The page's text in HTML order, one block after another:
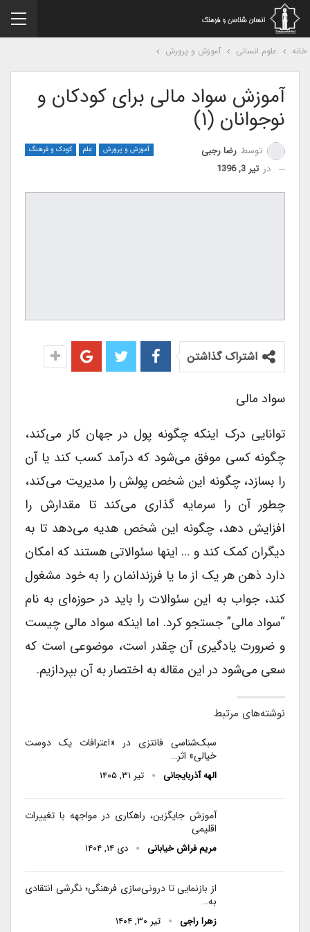
علوم انسانی آموزش و پرورش
آموزش سواد مالی برای کودکان و
نوجوانان (۱)
آموزش و پرورش کودک و فرهنگ توسطرضا رجبی
درتیر 3, 1396
اشتراک گذاشتن
سواد مالی
توانایی درک اینکه چگونه پول در جهان کار می‌کند،
چگونه کسی موفق می‌شود که درآمد کسب کند یا آن
را بسازد، چگونه این شخص پولش را مدیریت می‌کند،
چطور آن را سرمایه گذاری می‌کند تا مقدارش را
افزایش دهد، چگونه این شخص هدیه می‌دهد تا به
دیگران کمک کند و … اینها سئوالاتی هستند که امکان
دارد ذهن هر یک از ما یا فرزندانمان را به خود مشغول
کند، جواب به این سئوالات را باید در حوزه‌ای به نام
“سواد مالی” جستجو کرد. اما اینکه سواد مالی چیست
و ضرورت یادگیری آن چقدر است، موضوعی است که
سعی می‌شود در این مقاله به اختصار به آن بپردازیم.
نوشته‌های مرتبط
سبک‌شناسی فانتزی در «اعترافات یک دوست
خیالی» اثر…
الهه آذربایجانی تیر ۳۱, ۱۴۰۵
آموزش جایگزین، راهکاری در مواجهه با تغییرات
اقلیمی
مریم فراش خیابانی دی ۱۴, ۱۴۰۴
از بازنمایی تا درونی‌سازی فرهنگی؛ نگرشی انتقادی
به…
زهرا راجی تیر ۳۰, ۱۴۰۴